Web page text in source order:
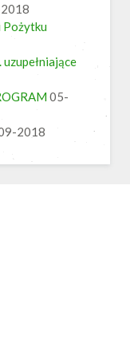
Pożytku
05-
2018